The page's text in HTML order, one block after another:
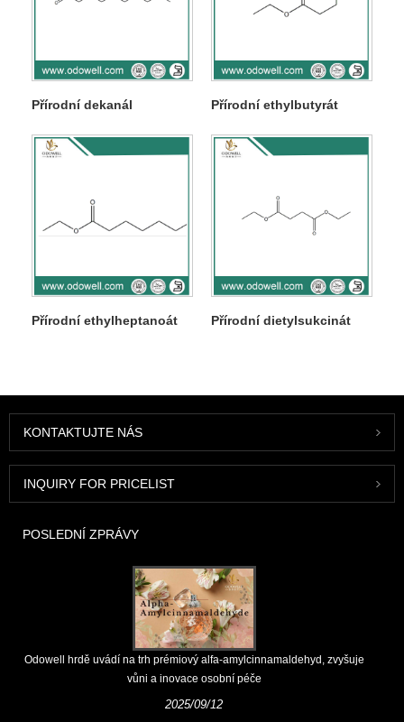
Přírodní dekanál Přírodní ethylbutyrát
Přírodní ethylheptanoát Přírodní dietylsukcinát
KONTAKTUJTE NÁS
INQUIRY FOR PRICELIST
POSLEDNÍ ZPRÁVY
Odowell hrdě uvádí na trh prémiový alfa-amylcinnamaldehyd, zvyšuje
vůni a inovace osobní péče
2025/09/12